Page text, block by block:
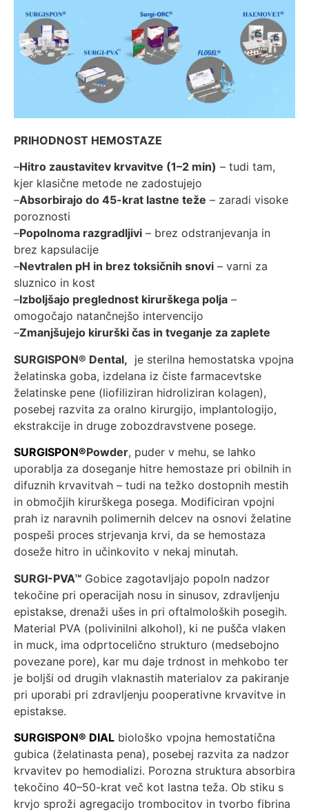
PRIHODNOST HEMOSTAZE
–Hitro zaustavitev krvavitve (1–2 min) – tudi tam,
kjer klasične metode ne zadostujejo
–Absorbirajo do 45-krat lastne teže – zaradi visoke
poroznosti
–Popolnoma razgradljivi – brez odstranjevanja in
brez kapsulacije
–Nevtralen pH in brez toksičnih snovi – varni za
sluznico in kost
–Izboljšajo preglednost kirurškega polja –
omogočajo natančnejšo intervencijo
–Zmanjšujejo kirurški čas in tveganje za zaplete
SURGISPON® Dental, je sterilna hemostatska vpojna
želatinska goba, izdelana iz čiste farmacevtske
želatinske pene (liofiliziran hidroliziran kolagen),
posebej razvita za oralno kirurgijo, implantologijo,
ekstrakcije in druge zobozdravstvene posege.
SURGISPON®Powder, puder v mehu, se lahko
uporablja za doseganje hitre hemostaze pri obilnih in
difuznih krvavitvah – tudi na težko dostopnih mestih
in območjih kirurškega posega. Modificiran vpojni
prah iz naravnih polimernih delcev na osnovi želatine
pospeši proces strjevanja krvi, da se hemostaza
doseže hitro in učinkovito v nekaj minutah.
SURGI-PVA™ Gobice zagotavljajo popoln nadzor
tekočine pri operacijah nosu in sinusov, zdravljenju
epistakse, drenaži ušes in pri oftalmoloških posegih.
Material PVA (polivinilni alkohol), ki ne pušča vlaken
in muck, ima odprtocelično strukturo (medsebojno
povezane pore), kar mu daje trdnost in mehkobo ter
je boljši od drugih vlaknastih materialov za pakiranje
pri uporabi pri zdravljenju pooperativne krvavitve in
epistakse.
SURGISPON® DIAL biološko vpojna hemostatična
gubica (želatinasta pena), posebej razvita za nadzor
krvavitev po hemodializi. Porozna struktura absorbira
tekočino 40–50-krat več kot lastna teža. Ob stiku s
krvjo sproži agregacijo trombocitov in tvorbo fibrina